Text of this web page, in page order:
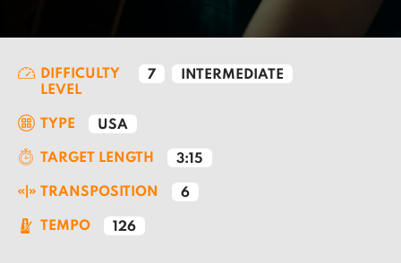
DIFFICULTY
LEVEL
7 INTERMEDIATE
TYPE USA
TARGET LENGTH 3:15
TRANSPOSITION 6
TEMPO 126